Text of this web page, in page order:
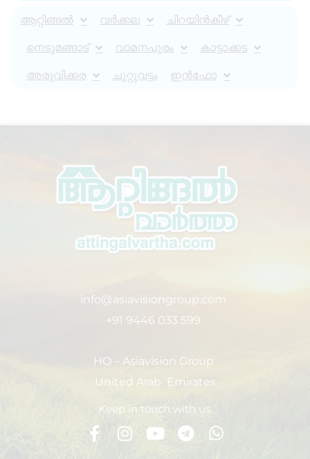
ആറ്റിങ്ങൽ വർക്കല ചിറയിൻകീഴ്
നെടുമങ്ങാട് വാമനപുരം കാട്ടാക്കട
അരുവിക്കര ചുറ്റുവട്ടം ഇൻഫോ
info@asiavisiongroup.com
+91 9446 033 599
HO – Asiavision Group
United Arab Emirates
Keep in touch with us.